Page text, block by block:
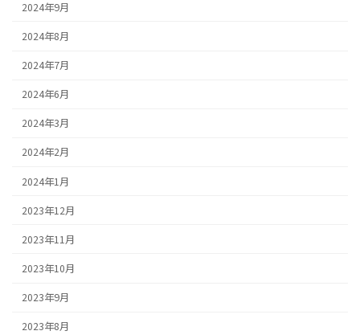
2024年9月
2024年8月
2024年7月
2024年6月
2024年3月
2024年2月
2024年1月
2023年12月
2023年11月
2023年10月
2023年9月
2023年8月